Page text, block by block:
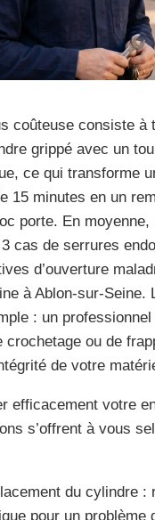
coûteuse consiste à
grippé avec un
ce qui transforme
15 minutes en un
porte. En moyenne,
cas de serrures
d’ouverture
à Ablon-sur-Seine.
: un
crochetage ou de
de votre
efficacement votre
s’offrent à vous
du cylindre :
pour un problème